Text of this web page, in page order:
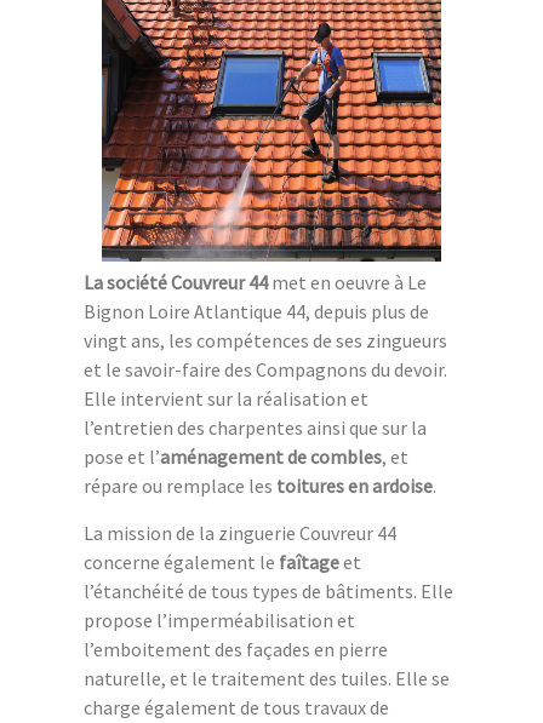
La société Couvreur 44met en oeuvre à Le
Bignon Loire Atlantique 44, depuis plus de
vingt ans, les compétences de ses zingueurs
et le savoir-faire des Compagnons du devoir.
Elle intervient sur la réalisation et
l’entretien des charpentes ainsi que sur la
pose et l’aménagement de combles, et
répare ou remplace les toitures en ardoise.
La mission de la zinguerie Couvreur 44
concerne également le faîtageet
l’étanchéité de tous types de bâtiments. Elle
propose l’imperméabilisation et
l’emboitement des façades en pierre
naturelle, et le traitement des tuiles. Elle se
charge également de tous travaux de